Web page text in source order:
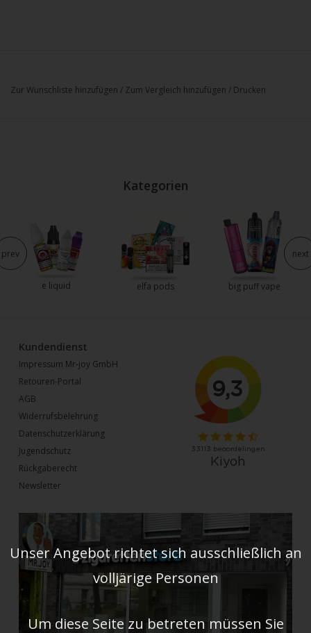
Zur Wunschliste hinzufügen / Zum Vergleich hinzufügen / Drucken
Kategorien
e liquid elfa pods big puff vape
prev next
Kundendienst
Impressum Mr-joy GmbH
Retouren-Portal
AGB
Widerrufsbelehrung
Datenschutzerklärung
Jugendschutz
Rückgaberecht
Newsletter
Unser Angebot richtet sich ausschließlich an
volljärige Personen
Um diese Seite zu betreten müssen Sie